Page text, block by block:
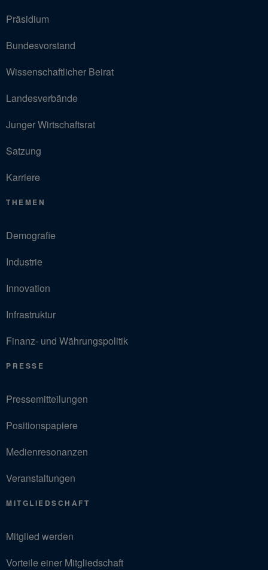
Präsidium
Bundesvorstand
Wissenschaftlicher Beirat
Landesverbände
Junger Wirtschaftsrat
Satzung
Karriere
THEMEN
Demografie
Industrie
Innovation
Infrastruktur
Finanz- und Währungspolitik
PRESSE
Pressemitteilungen
Positionspapiere
Medienresonanzen
Veranstaltungen
MITGLIEDSCHAFT
Mitglied werden
Vorteile einer Mitgliedschaft